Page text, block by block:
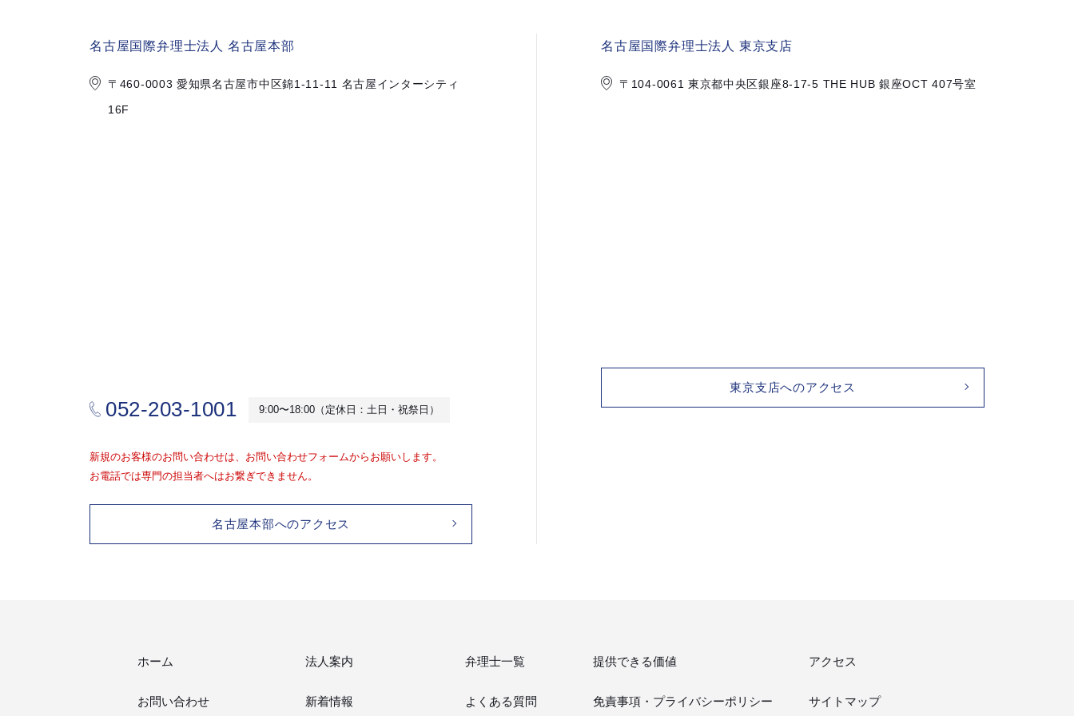
名古屋国際弁理士法人 名古屋本部
〒460-0003 愛知県名古屋市中区錦1-11-11 名古屋インターシティ
16F
052-203-1001 9:00〜18:00（定休日：土日・祝祭日）
新規のお客様のお問い合わせは、お問い合わせフォームからお願いします。
お電話では専門の担当者へはお繋ぎできません。
名古屋本部へのアクセス
名古屋国際弁理士法人 東京支店
〒104-0061 東京都中央区銀座8-17-5 THE HUB 銀座OCT 407号室
東京支店へのアクセス
ホーム
お問い合わせ
法人案内
新着情報
弁理士一覧
よくある質問
提供できる価値
免責事項・ プライバシーポリシー
アクセス
サイトマップ